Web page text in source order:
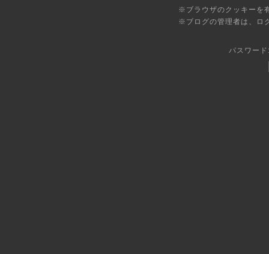
※ブラウザのクッキーを
※ブログの管理者は、ロ
パスワー